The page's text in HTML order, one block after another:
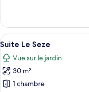
le
type
de
Suite
Le
Vendome
Afficher
toutes
les
photos
pour
20
Suite Le Seze
Vue sur le jardin
30 m²
1 chambre